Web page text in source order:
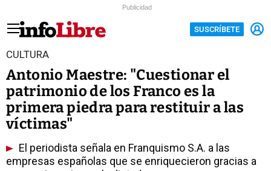
Publicidad
SUSCRÍBETE
CULTURA
Antonio Maestre: "Cuestionar el
patrimonio de los Franco es la
primera piedra para restituir a las
víctimas"
El periodista señala en Franquismo S.A. a las
empresas españolas que se enriquecieron gracias a